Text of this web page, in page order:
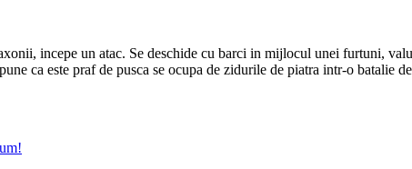
incepe un atac. Se deschide cu barci in mijlocul unei furtuni,
ca este praf de pusca se ocupa de zidurile de piatra intr-o batalie